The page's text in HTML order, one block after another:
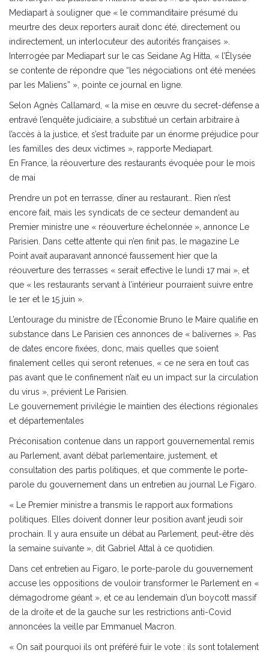
Mediapart à souligner que « le commanditaire présumé du
meurtre des deux reporters aurait donc été, directement ou
indirectement, un interlocuteur des autorités françaises ».
Interrogée par Mediapart sur le cas Seidane Ag Hitta, « l’Élysée
se contente de répondre que “les négociations ont été menées
par les Maliens” », pointe ce journal en ligne.
Selon Agnès Callamard, « la mise en œuvre du secret-défense a
entravé l’enquête judiciaire, a substitué un certain arbitraire à
l’accès à la justice, et s’est traduite par un énorme préjudice pour
les familles des deux victimes », rapporte Mediapart.
En France, la réouverture des restaurants évoquée pour le mois
de mai
Prendre un pot en terrasse, dîner au restaurant… Rien n’est
encore fait, mais les syndicats de ce secteur demandent au
Premier ministre une « réouverture échelonnée », annonce Le
Parisien. Dans cette attente qui n’en finit pas, le magazine Le
Point avait auparavant annoncé faussement hier que la
réouverture des terrasses « serait effective le lundi 17 mai », et
que « les restaurants servant à l’intérieur pourraient suivre entre
le 1er et le 15 juin ».
L’entourage du ministre de l’Économie Bruno le Maire qualifie en
substance dans Le Parisien ces annonces de « balivernes ». Pas
de dates encore fixées, donc, mais quelles que soient
finalement celles qui seront retenues, « ce ne sera en tout cas
pas avant que le confinement n’ait eu un impact sur la circulation
du virus », prévient Le Parisien.
Le gouvernement privilégie le maintien des élections régionales
et départementales
Préconisation contenue dans un rapport gouvernemental remis
au Parlement, avant débat parlementaire, justement, et
consultation des partis politiques, et que commente le porte-
parole du gouvernement dans un entretien au journal Le Figaro.
« Le Premier ministre a transmis le rapport aux formations
politiques. Elles doivent donner leur position avant jeudi soir
prochain. Il y aura ensuite un débat au Parlement, peut-être dès
la semaine suivante », dit Gabriel Attal à ce quotidien.
Dans cet entretien au Figaro, le porte-parole du gouvernement
accuse les oppositions de vouloir transformer le Parlement en «
démagodrome géant », et ce au lendemain d’un boycott massif
de la droite et de la gauche sur les restrictions anti-Covid
annoncées la veille par Emmanuel Macron.
« On sait pourquoi ils ont préféré fuir le vote : ils sont totalement